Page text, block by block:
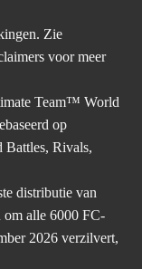
Zie
voor meer
Team™ World
op
Battles, Rivals,
distributie van
alle 6000 FC-
2026 verzilvert,